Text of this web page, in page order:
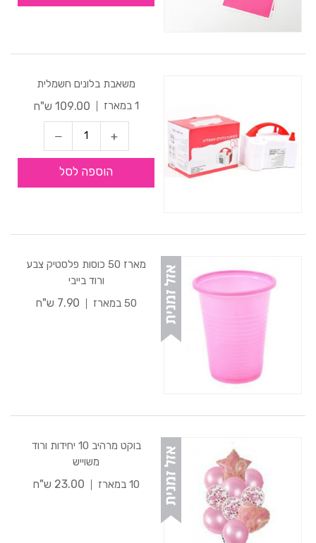
משאבת בלונים חשמלית
1 במארז
109.00 ש"ח
הוספה לסל
מארז 50 כוסות פלסטיק צבע
ורוד בייבי
50 במארז
7.90 ש"ח
בוקט מרהיב 10 יחידות ורוד
משוייש
10 במארז
23.00 ש"ח